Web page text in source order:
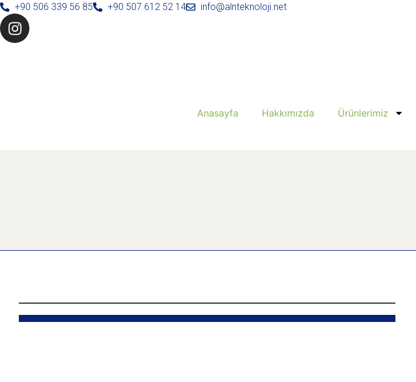
+90 506 339 56 85 +90 507 612 52 14 info@alnteknoloji.net
Anasayfa Hakkımızda Ürünlerimiz